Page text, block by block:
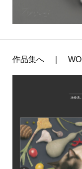
作品集へ ｜